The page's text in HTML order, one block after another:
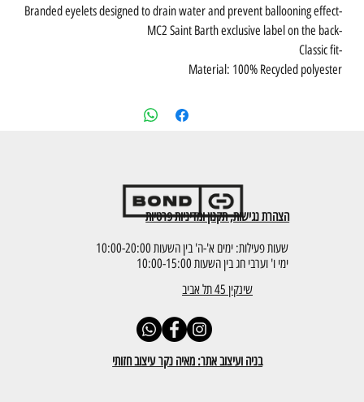
-Branded eyelets designed to drain water and prevent ballooning effect
-MC2 Saint Barth exclusive label on the back
-Classic fit
Material: 100% Recycled polyester
הצהרת נגישות, תקנון ומדיניות פרטיות
בניה ועיצוב אתר: מאיה נקר עיצוב חזותי
שעות פעילות: ימים א'-ה' בין השעות 10:00-20:00
ימי ו' וערבי חג בין השעות 10:00-15:00
שינקין 45 תל אביב